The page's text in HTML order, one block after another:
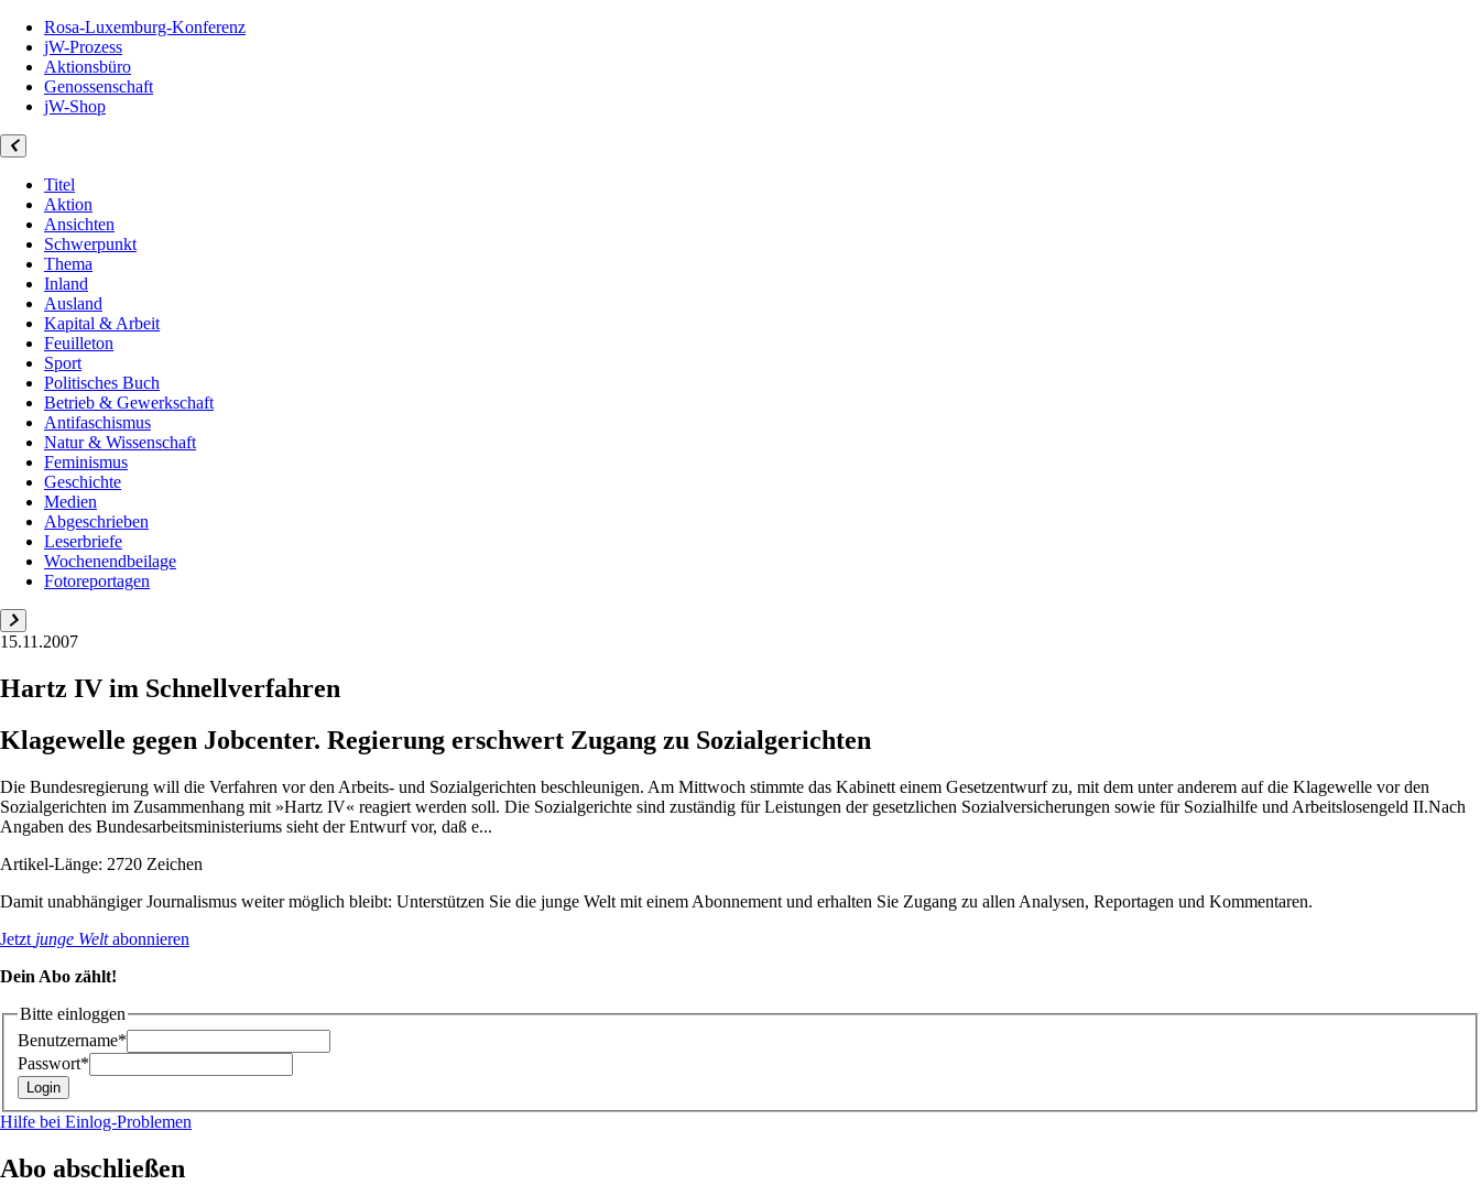
Rosa-Luxemburg-Konferenz
jW-Prozess
Aktionsbüro
Genossenschaft
jW-Shop
Titel
Aktion
Ansichten
Schwerpunkt
Thema
Inland
Ausland
Kapital & Arbeit
Feuilleton
Sport
Politisches Buch
Betrieb & Gewerkschaft
Antifaschismus
Natur & Wissenschaft
Feminismus
Geschichte
Medien
Abgeschrieben
Leserbriefe
Wochenendbeilage
Fotoreportagen
15.11.2007
Hartz IV im Schnellverfahren
Klagewelle gegen Jobcenter. Regierung erschwert Zugang zu Sozialgerichten
Die Bundesregierung will die Verfahren vor den Arbeits- und Sozialgerichten beschleunigen. Am Mittwoch stimmte das Kabinett einem Gesetzentwurf zu, mit dem unter anderem auf die Klagewelle vor den
Sozialgerichten im Zusammenhang mit »Hartz IV« reagiert werden soll. Die Sozialgerichte sind zuständig für Leistungen der gesetzlichen Sozialversicherungen sowie für Sozialhilfe und Arbeitslosengeld II.Nach
Angaben des Bundesarbeitsministeriums sieht der Entwurf vor, daß e...
Artikel-Länge: 2720 Zeichen
Damit unabhängiger Journalismus weiter möglich bleibt: Unterstützen Sie die junge Welt mit einem Abonnement und erhalten Sie Zugang zu allen Analysen, Reportagen und Kommentaren.
Jetzt junge Weltabonnieren
Dein Abo zählt!
Bitte einloggen
Benutzername*
Passwort*
Hilfe bei Einlog-Problemen
Abo abschließen